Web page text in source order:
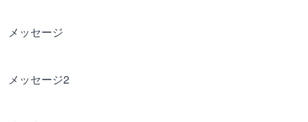
メッセージ
メッセージ2